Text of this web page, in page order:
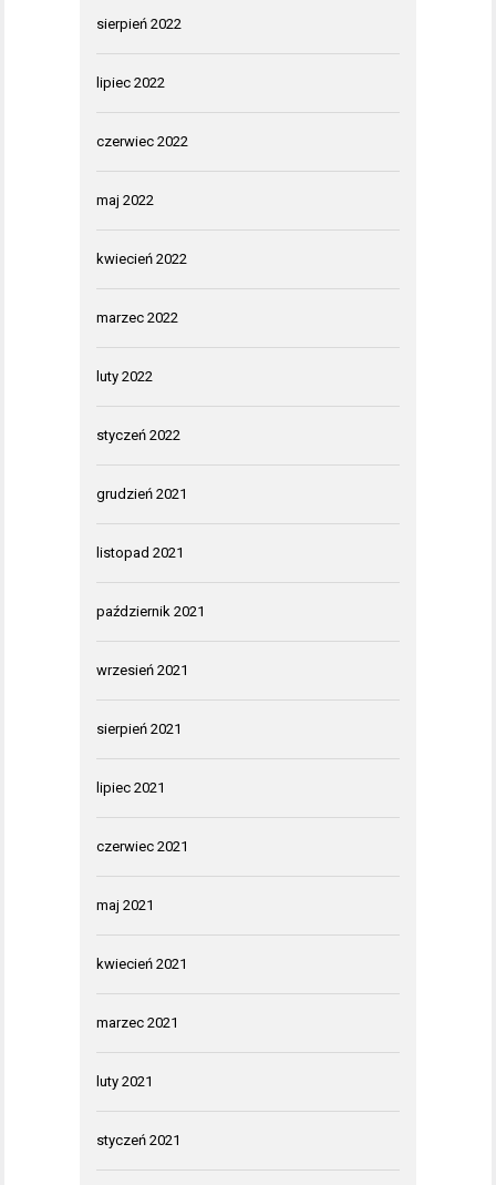
sierpień 2022
lipiec 2022
czerwiec 2022
maj 2022
kwiecień 2022
marzec 2022
luty 2022
styczeń 2022
grudzień 2021
listopad 2021
październik 2021
wrzesień 2021
sierpień 2021
lipiec 2021
czerwiec 2021
maj 2021
kwiecień 2021
marzec 2021
luty 2021
styczeń 2021